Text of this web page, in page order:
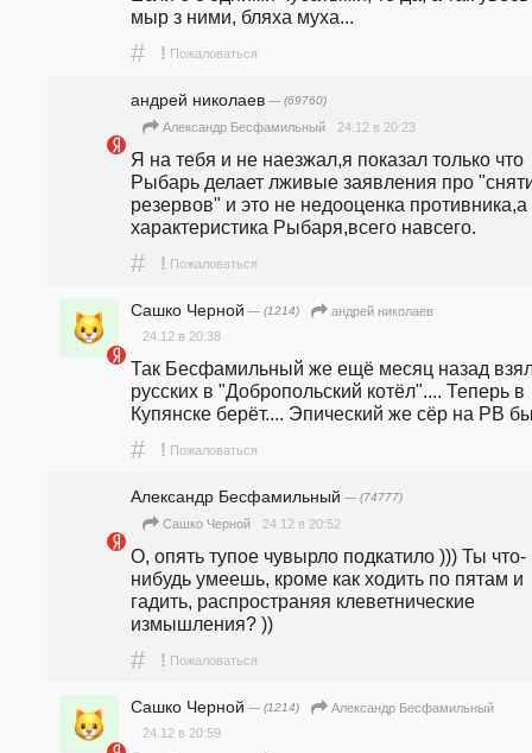
мыр з ними, бляха муха...
# ! Пожаловаться
андpeй николаев — (69760)
Александр Бесфамильный 24.12 в 20:23
Я на тебя и не наезжал,я показал только что
Рыбарь делает лживые заявления про
резервов" и это не недооценка противника,а
характеристика Рыбаря,всего навсего.
# ! Пожаловаться
Сашко Черной — (1214)
андpeй николаев
24.12 в 20:38
Так Бесфамильный же ещё месяц назад
русских в "Добропольский котëл".... Теперь в
Купянске берëт.... Эпический же сëр на РВ
# ! Пожаловаться
Александр Бесфамильный — (74777)
Сашко Черной 24.12 в 20:52
О, опять тупое чувырло подкатило ))) Ты что-
нибудь умеешь, кроме как ходить по пятам и
гадить, распространяя клеветнические
измышления? ))
# ! Пожаловаться
Сашко Черной — (1214)
Александр Бесфамильный
24.12 в 20:59